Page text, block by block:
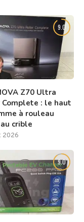
9.0
Z70 Ultra
: le haut
à rouleau
crible
2026
9.0